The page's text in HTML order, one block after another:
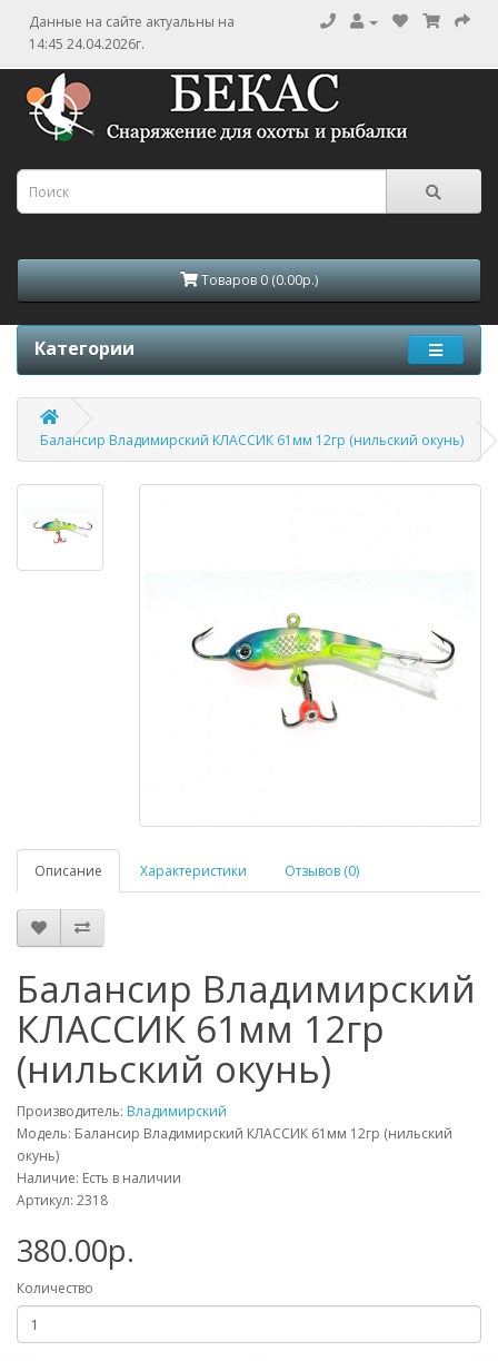
Данные на сайте актуальны на
14:45 24.04.2026г.
Товаров 0 (0.00р.)
Категории
Балансир Владимирский КЛАССИК 61мм 12гр (нильский окунь)
Описание Характеристики Отзывов (0)
Балансир Владимирский
КЛАССИК 61мм 12гр
(нильский окунь)
Производитель: Владимирский
Модель: Балансир Владимирский КЛАССИК 61мм 12гр (нильский
окунь)
Наличие: Есть в наличии
Артикул: 2318
380.00р.
Количество